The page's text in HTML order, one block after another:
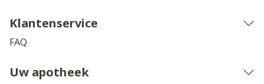
Klantenservice
FAQ
Uw apotheek